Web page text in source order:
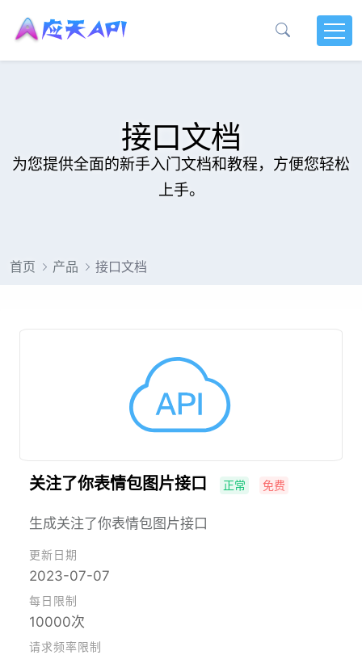
接口文档
为您提供全面的新手入门文档和教程，方便您轻松
上手。
首页 产品 接口文档
关注了你表情包图片接口 正常 免费
生成关注了你表情包图片接口
更新日期
2023-07-07
每日限制
10000次
请求频率限制